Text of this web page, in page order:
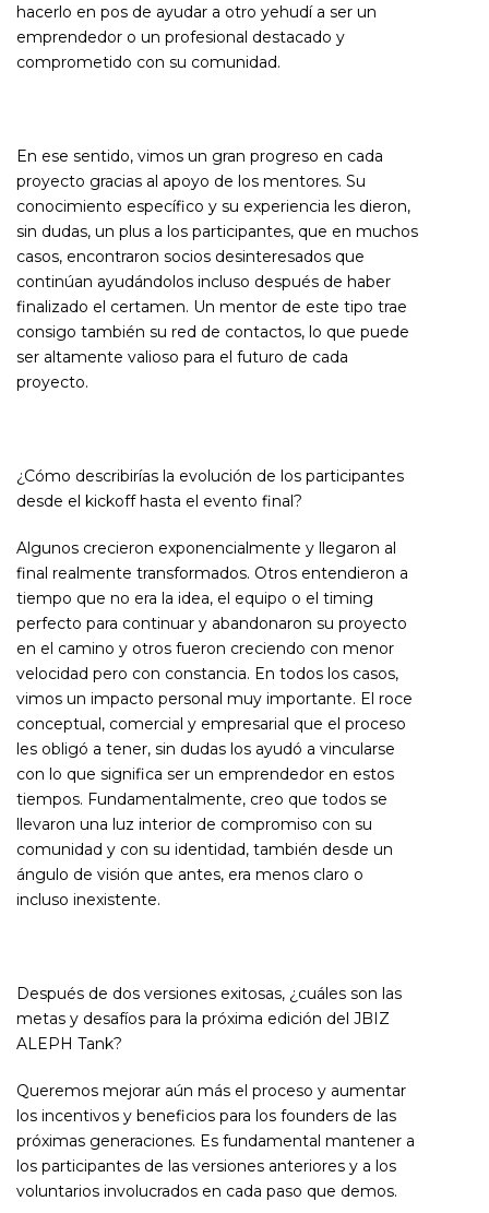
hacerlo en pos de ayudar a otro yehudí a ser un
emprendedor o un profesional destacado y
comprometido con su comunidad.
En ese sentido, vimos un gran progreso en cada
proyecto gracias al apoyo de los mentores. Su
conocimiento específico y su experiencia les dieron,
sin dudas, un plus a los participantes, que en muchos
casos, encontraron socios desinteresados que
continúan ayudándolos incluso después de haber
finalizado el certamen. Un mentor de este tipo trae
consigo también su red de contactos, lo que puede
ser altamente valioso para el futuro de cada
proyecto.
¿Cómo describirías la evolución de los participantes
desde el kickoff hasta el evento final?
Algunos crecieron exponencialmente y llegaron al
final realmente transformados. Otros entendieron a
tiempo que no era la idea, el equipo o el timing
perfecto para continuar y abandonaron su proyecto
en el camino y otros fueron creciendo con menor
velocidad pero con constancia. En todos los casos,
vimos un impacto personal muy importante. El roce
conceptual, comercial y empresarial que el proceso
les obligó a tener, sin dudas los ayudó a vincularse
con lo que significa ser un emprendedor en estos
tiempos. Fundamentalmente, creo que todos se
llevaron una luz interior de compromiso con su
comunidad y con su identidad, también desde un
ángulo de visión que antes, era menos claro o
incluso inexistente.
Después de dos versiones exitosas, ¿cuáles son las
metas y desafíos para la próxima edición del JBIZ
ALEPH Tank?
Queremos mejorar aún más el proceso y aumentar
los incentivos y beneficios para los founders de las
próximas generaciones. Es fundamental mantener a
los participantes de las versiones anteriores y a los
voluntarios involucrados en cada paso que demos.